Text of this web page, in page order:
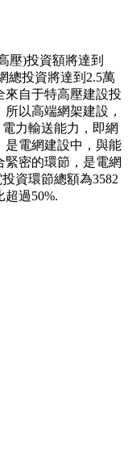
壓)投資額將達到
總投資將達到2.5萬
來自于特高壓建設投
以高端網架建設，
力輸送能力，即網
是電網建設中，與能
密的環節，是電網
資環節總額為3582
過50%.